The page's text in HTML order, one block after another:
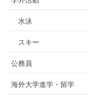
水泳
スキー
公務員
海外大学進学・留学